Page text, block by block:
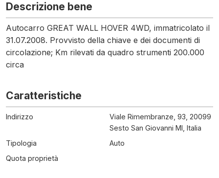
Descrizione bene
Autocarro GREAT WALL HOVER 4WD, immatricolato il
31.07.2008. Provvisto della chiave e dei documenti di
circolazione; Km rilevati da quadro strumenti 200.000
circa
Caratteristiche
Indirizzo
Viale Rimembranze, 93, 20099
Sesto San Giovanni MI, Italia
Tipologia
Auto
Quota proprietà